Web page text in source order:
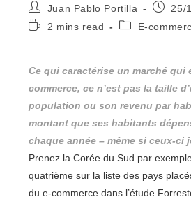
Auteur/autrice
de
la
Juan Pablo Portilla
25/
Temps2 mins read
PostE-
Ce qui caractérise un marché qui
commerce, ce n’est pas la taille
population ou son revenu par
montant que ses habitants
chaque année – même si ceux-ci
Prenez la Corée du Sud par
quatrième sur la liste des pays
du e-commerce dans l’étude